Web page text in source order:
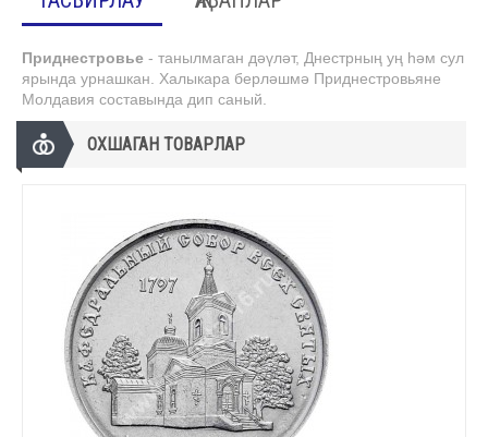
Приднестровье - танылмаган дәүләт, Днестрның уң һәм сул
ярында урнашкан. Халыкара берләшмә Приднестровьяне
Молдавия составында дип саный.
ОХШАГАН ТОВАРЛАР